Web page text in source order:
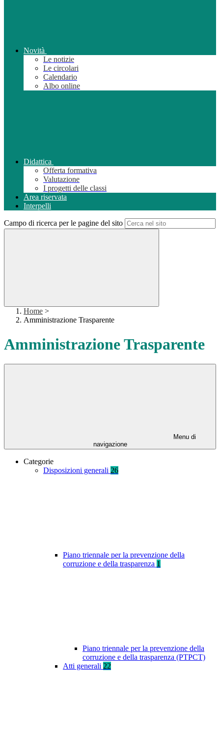
Novità
Le notizie
Le circolari
Calendario
Albo online
Didattica
Offerta formativa
Valutazione
I progetti delle classi
Area riservata
Interpelli
Campo di ricerca per le pagine del sito
Home >
Amministrazione Trasparente
Amministrazione Trasparente
Menu di
navigazione
Categorie
Disposizioni generali 26
Piano triennale per la prevenzione della
corruzione e della trasparenza 1
Piano triennale per la prevenzione della
corruzione e della trasparenza (PTPCT)
Atti generali 22